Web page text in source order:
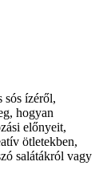
sós ízéről,
hogyan
előnyeit,
ötletekben,
salátákról vagy